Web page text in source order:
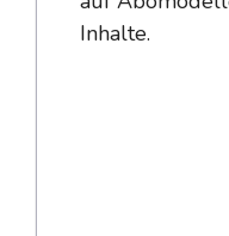
Inhalte.